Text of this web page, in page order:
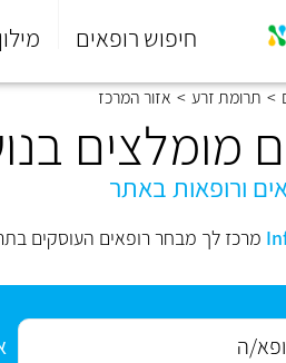
חיפוש רופאים
סוף
התפריט
> תרומת זרע > אזור המרכז
מומלצים
מרכז לך מבחר רופאים העוסקים